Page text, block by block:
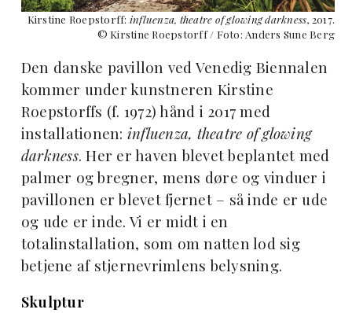
Kirstine Roepstorff: influenza, theatre of glowing darkness, 2017.
© Kirstine Roepstorff / Foto: Anders Sune Berg
Den danske pavillon ved Venedig Biennalen
kommer under kunstneren Kirstine
Roepstorffs (f. 1972) hånd i 2017 med
installationen: influenza, theatre of glowing
darkness. Her er haven blevet beplantet med
palmer og bregner, mens døre og vinduer i
pavillonen er blevet fjernet – så inde er ude
og ude er inde. Vi er midt i en
totalinstallation, som om natten lod sig
betjene af stjernevrimlens belysning.
Skulptur